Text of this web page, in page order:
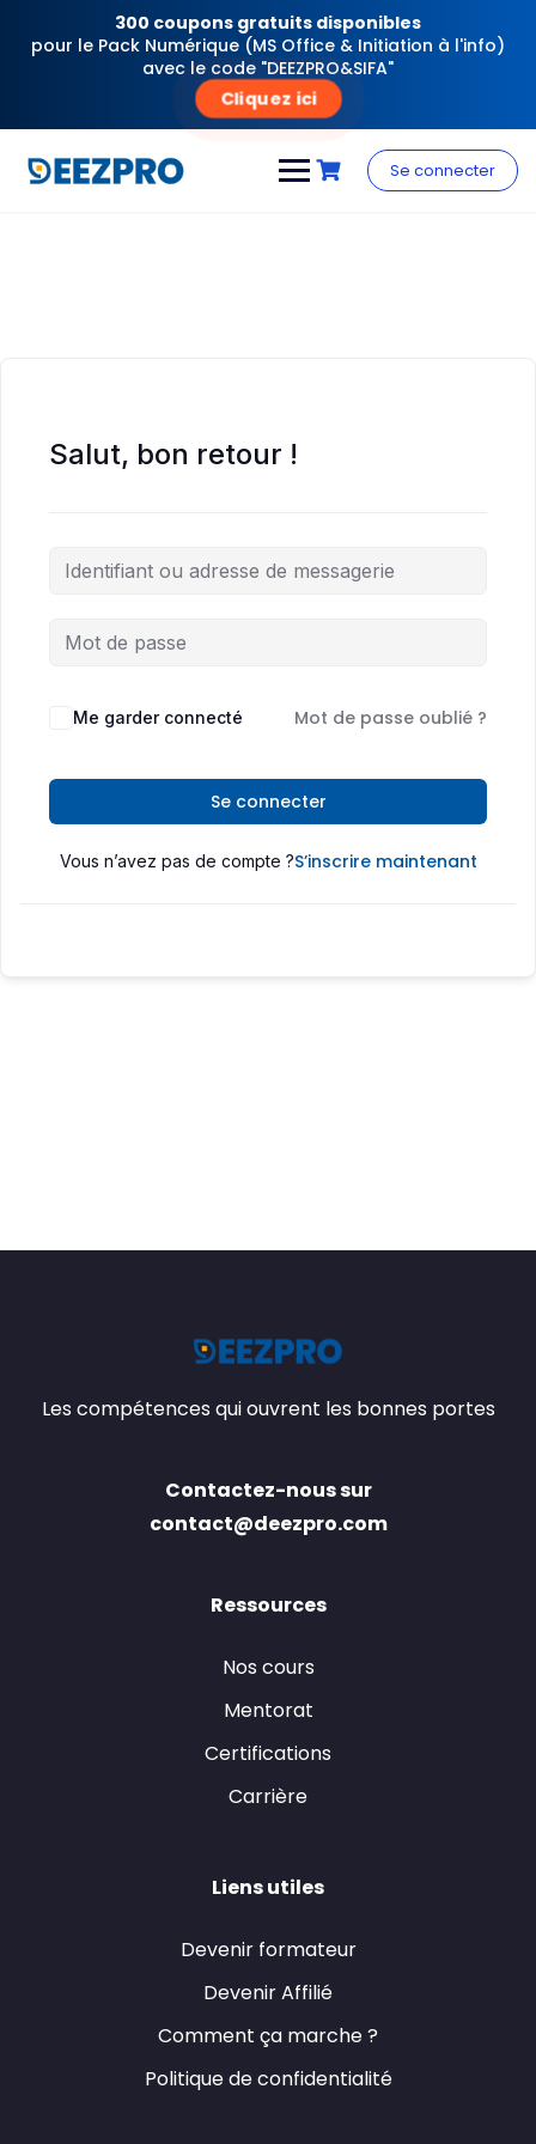
300 coupons gratuits disponibles
pour le Pack Numérique (MS Office & Initiation à l'info)
avec le code "DEEZPRO&SIFA"
Cliquez ici
content
Se connecter
Salut, bon retour !
Me garder connecté Mot de passe oublié ?
Se connecter
Vous n’avez pas de compte ?S’inscrire maintenant
Les compétences qui ouvrent les bonnes portes
Contactez-nous sur
contact@deezpro.com
Ressources
Nos cours
Mentorat
Certifications
Carrière
Liens utiles
Devenir formateur
Devenir Affilié
Comment ça marche ?
Politique de confidentialité